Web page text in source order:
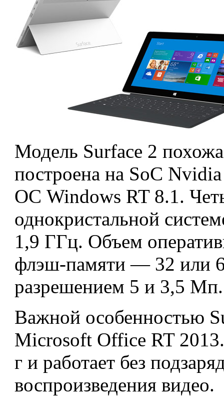
Модель Surface 2
построена на SoC
ОС Windows RT 8.1.
однокристальной
1,9 ГГц. Объем
флэш-памяти — 32 или
разрешением 5 и 3,5 Мп.
Важной особенностью
Microsoft Office RT
г и работает без
воспроизведения видео.